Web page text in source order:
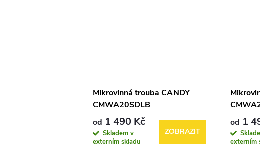
Mikrovlnná trouba CANDY
CMWA20SDLB
od 1 490 Kč
Skladem v
externím skladu
ZOBRAZIT
od 1
externím